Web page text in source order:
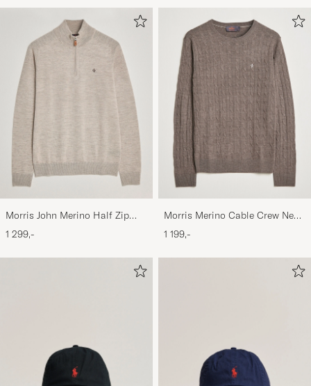
Morris John Merino Half Zip
Khaki
1 299,-
Morris Merino Cable Crew Neck
Light Brown
1 199,-